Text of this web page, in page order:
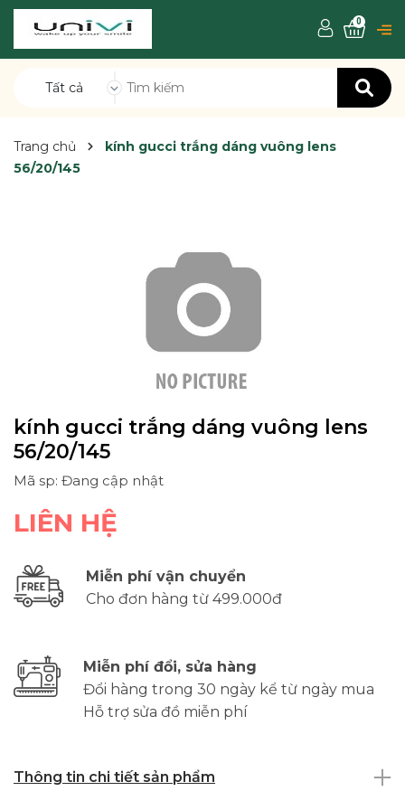
Tất cả
0
Trang chủ
kính gucci trắng dáng vuông lens
56/20/145
kính gucci trắng dáng vuông lens
56/20/145
Mã sp: Đang cập nhật
LIÊN HỆ
Miễn phí vận chuyển
Cho đơn hàng từ 499.000đ
Miễn phí đổi, sửa hàng
Đổi hàng trong 30 ngày kể từ ngày mua
Hỗ trợ sửa đồ miễn phí
Thông tin chi tiết sản phẩm